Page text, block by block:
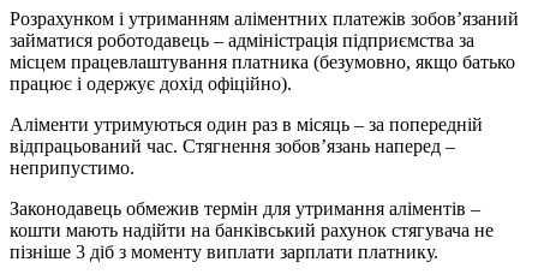
Розрахунком і утриманням аліментних платежів зобов’язаний
займатися роботодавець – адміністрація підприємства за
місцем працевлаштування платника (безумовно, якщо батько
працює і одержує дохід офіційно).
Аліменти утримуються один раз в місяць – за попередній
відпрацьований час. Стягнення зобов’язань наперед –
неприпустимо.
Законодавець обмежив термін для утримання аліментів –
кошти мають надійти на банківський рахунок стягувача не
пізніше 3 діб з моменту виплати зарплати платнику.